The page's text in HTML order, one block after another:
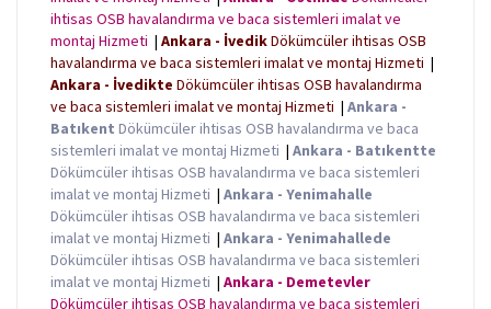
ihtisas OSB havalandırma ve baca sistemleri imalat ve
montaj Hizmeti | Ankara - İvedikDökümcüler ihtisas OSB
havalandırma ve baca sistemleri imalat ve montaj Hizmeti |
Ankara - İvedikte Dökümcüler ihtisas OSB havalandırma
ve baca sistemleri imalat ve montaj Hizmeti | Ankara -
Batıkent Dökümcüler ihtisas OSB havalandırma ve baca
sistemleri imalat ve montaj Hizmeti | Ankara - Batıkentte
Dökümcüler ihtisas OSB havalandırma ve baca sistemleri
imalat ve montaj Hizmeti | Ankara - Yenimahalle
Dökümcüler ihtisas OSB havalandırma ve baca sistemleri
imalat ve montaj Hizmeti | Ankara - Yenimahallede
Dökümcüler ihtisas OSB havalandırma ve baca sistemleri
imalat ve montaj Hizmeti | Ankara - Demetevler
Dökümcüler ihtisas OSB havalandırma ve baca sistemleri